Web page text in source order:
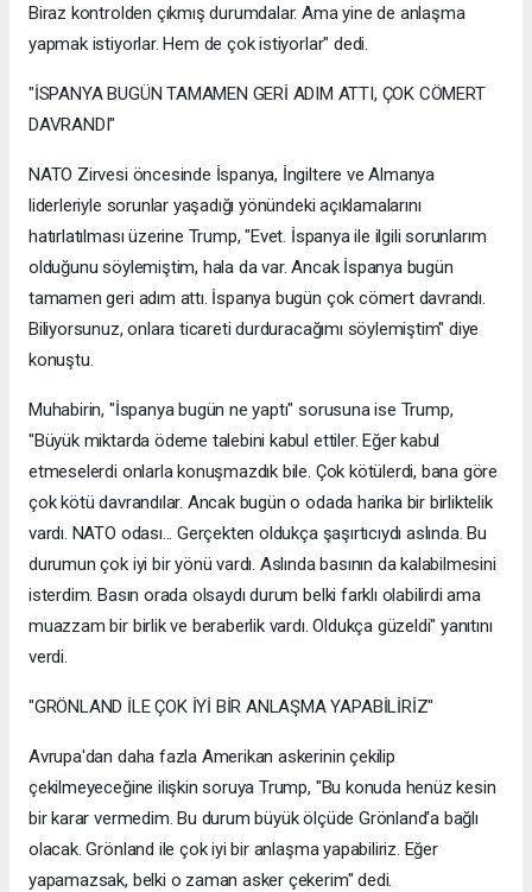
Biraz kontrolden çıkmış durumdalar. Ama yine de anlaşma
yapmak istiyorlar. Hem de çok istiyorlar" dedi.
"İSPANYA BUGÜN TAMAMEN GERİ ADIM ATTI, ÇOK CÖMERT
DAVRANDI"
NATO Zirvesi öncesinde İspanya, İngiltere ve Almanya
liderleriyle sorunlar yaşadığı yönündeki açıklamalarını
hatırlatılması üzerine Trump, "Evet. İspanya ile ilgili sorunlarım
olduğunu söylemiştim, hala da var. Ancak İspanya bugün
tamamen geri adım attı. İspanya bugün çok cömert davrandı.
Biliyorsunuz, onlara ticareti durduracağımı söylemiştim" diye
konuştu.
Muhabirin, "İspanya bugün ne yaptı" sorusuna ise Trump,
"Büyük miktarda ödeme talebini kabul ettiler. Eğer kabul
etmeselerdi onlarla konuşmazdık bile. Çok kötülerdi, bana göre
çok kötü davrandılar. Ancak bugün o odada harika bir birliktelik
vardı. NATO odası... Gerçekten oldukça şaşırtıcıydı aslında. Bu
durumun çok iyi bir yönü vardı. Aslında basının da kalabilmesini
isterdim. Basın orada olsaydı durum belki farklı olabilirdi ama
muazzam bir birlik ve beraberlik vardı. Oldukça güzeldi" yanıtını
verdi.
"GRÖNLAND İLE ÇOK İYİ BİR ANLAŞMA YAPABİLİRİZ"
Avrupa'dan daha fazla Amerikan askerinin çekilip
çekilmeyeceğine ilişkin soruya Trump, "Bu konuda henüz kesin
bir karar vermedim. Bu durum büyük ölçüde Grönland'a bağlı
olacak. Grönland ile çok iyi bir anlaşma yapabiliriz. Eğer
yapamazsak, belki o zaman asker çekerim" dedi.